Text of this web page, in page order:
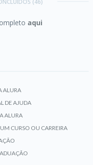
textos de
(46)
aqui
ALURA
DE AJUDA
ALURA
CURSO OU CARREIRA